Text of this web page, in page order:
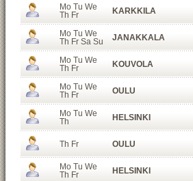
Mo Tu We
Th Fr
KARKKILA
Mo Tu We
Th Fr Sa Su
JANAKKALA
Mo Tu We
Th Fr
KOUVOLA
Mo Tu We
Th Fr
OULU
Mo Tu We
Th
HELSINKI
Th Fr OULU
Mo Tu We
Th Fr
HELSINKI